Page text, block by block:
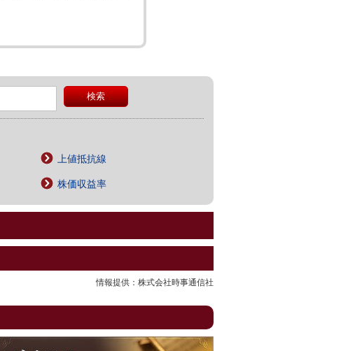
上値抵抗線
株価収益率
情報提供：株式会社時事通信社